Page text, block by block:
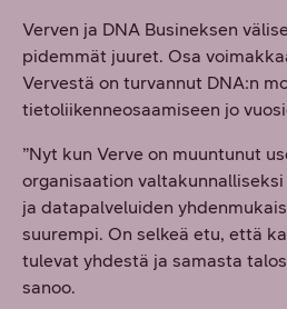
Verven ja DNA Busineksen
pidemmät juuret. Osa
Vervestä on turvannut DNA:n
tietoliikenneosaamiseen jo
”Nyt kun Verve on muuntunut
organisaation
ja datapalveluiden
suurempi. On selkeä etu, että
tulevat yhdestä ja samasta
sanoo.